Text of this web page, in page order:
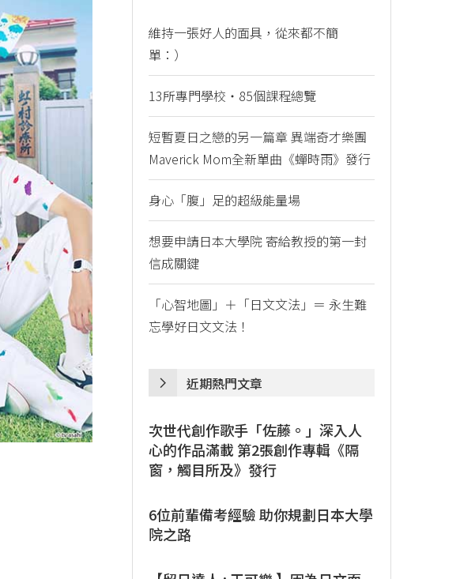
維持一張好人的面具，從來都不簡
單：）
13所專門學校・85個課程總覽
短暫夏日之戀的另一篇章 異端奇才樂團
Maverick Mom全新單曲《蟬時雨》發行
身心「腹」足的超級能量場
想要申請日本大學院 寄給教授的第一封
信成關鍵
「心智地圖」＋「日文文法」＝ 永生難
忘學好日文文法！
近期熱門文章
次世代創作歌手「佐藤。」深入人
心的作品滿載 第2張創作專輯《隔
窗，觸目所及》發行
6位前輩備考經驗 助你規劃日本大學
院之路